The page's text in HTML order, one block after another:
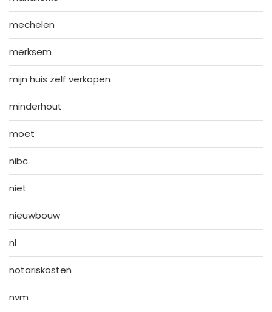
mechelen
merksem
mijn huis zelf verkopen
minderhout
moet
nibc
niet
nieuwbouw
nl
notariskosten
nvm